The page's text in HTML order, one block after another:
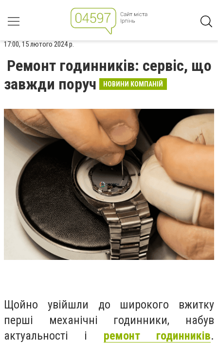
17:00, 15 лютого 2024 р.
Ремонт годинників: сервіс, що
завжди поруч
НОВИНИ КОМПАНІЙ
Щойно увійшли до широкого вжитку
перші механічні годинники, набув
актуальності і ремонт годинників.